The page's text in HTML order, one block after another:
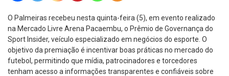
O Palmeiras recebeu nesta quinta-feira (5), em evento realizado
na Mercado Livre Arena Pacaembu, o Prêmio de Governança do
Sport Insider, veículo especializado em negócios do esporte. O
objetivo da premiação é incentivar boas práticas no mercado do
futebol, permitindo que mídia, patrocinadores e torcedores
tenham acesso a informações transparentes e confiáveis sobre